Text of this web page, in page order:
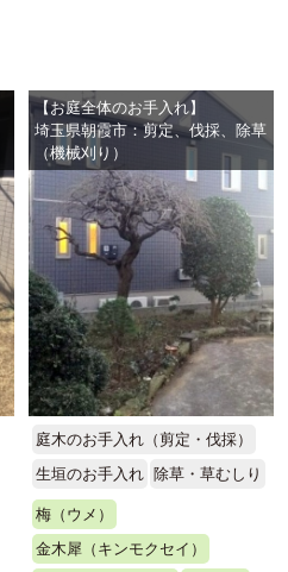
【お庭全体のお手入れ】
埼玉県朝霞市：剪定、伐採、除草
（機械刈り）
庭木のお手入れ（剪定・伐採）
生垣のお手入れ 除草・草むしり
梅（ウメ）
金木犀（キンモクセイ）